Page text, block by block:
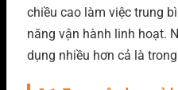
chiều cao làm việc trung
năng vận hành linh hoạt.
dụng nhiều hơn cả là